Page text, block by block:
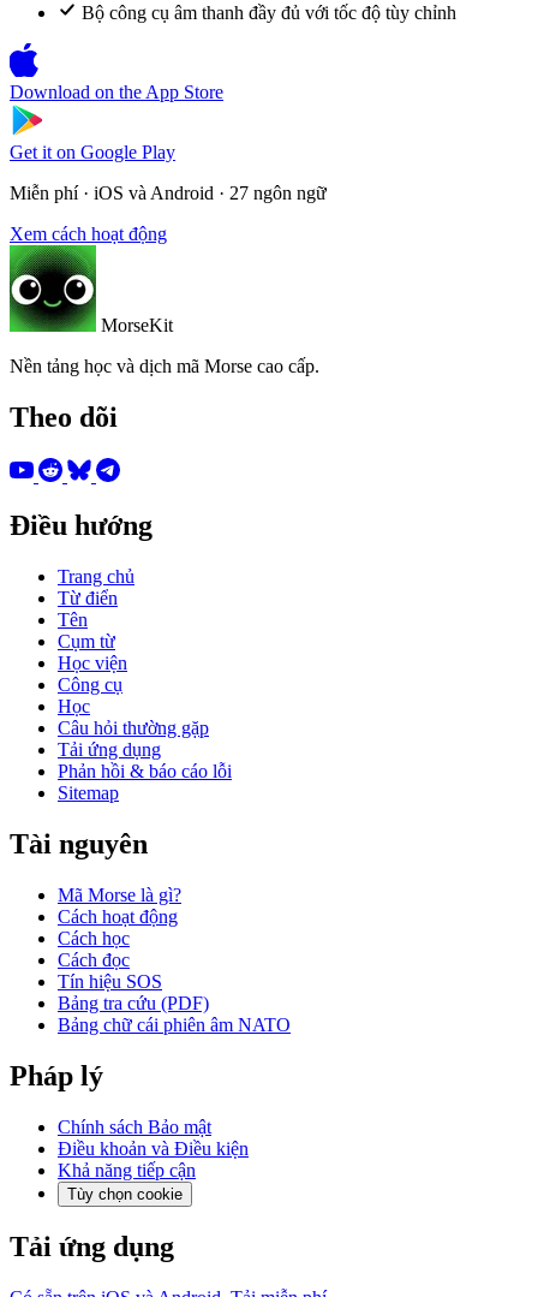
Bộ công cụ âm thanh đầy đủ với tốc độ tùy chỉnh
Download on the App Store
Get it on Google Play
Miễn phí · iOS và Android · 27 ngôn ngữ
Xem cách hoạt động
MorseKit
Nền tảng học và dịch mã Morse cao cấp.
Theo dõi
Điều hướng
Trang chủ
Từ điển
Tên
Cụm từ
Học viện
Công cụ
Học
Câu hỏi thường gặp
Tải ứng dụng
Phản hồi & báo cáo lỗi
Sitemap
Tài nguyên
Mã Morse là gì?
Cách hoạt động
Cách học
Cách đọc
Tín hiệu SOS
Bảng tra cứu (PDF)
Bảng chữ cái phiên âm NATO
Pháp lý
Chính sách Bảo mật
Điều khoản và Điều kiện
Khả năng tiếp cận
Tùy chọn cookie
Tải ứng dụng